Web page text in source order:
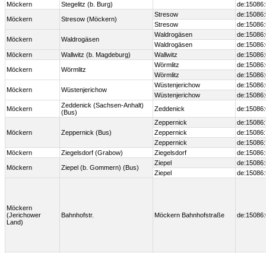
Möckern
Stegelitz (b. Burg)
Möckern Stresow (Möckern)
Stresow
Stresow
Möckern Waldrogäsen
Waldrogäsen
Waldrogäsen
Möckern
Wallwitz (b. Magdeburg) Wallwitz
Möckern Wörmlitz
Wörmlitz
Wörmlitz
Möckern Wüstenjerichow
Wüstenjerichow
Wüstenjerichow
Möckern
Zeddenick (Sachsen-Anhalt)
(Bus)
Zeddenick
Möckern Zeppernick (Bus)
Zeppernick
Zeppernick
Zeppernick
Möckern
Ziegelsdorf (Grabow) Ziegelsdorf
Möckern Ziepel (b. Gommern) (Bus)
Ziepel
Ziepel
Möckern
(Jerichower
Land)
Bahnhofstr. Möckern Bahnhofstraße